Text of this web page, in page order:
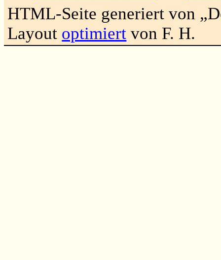
HTML-Seite generiert von
Layout optimiert von F. H.